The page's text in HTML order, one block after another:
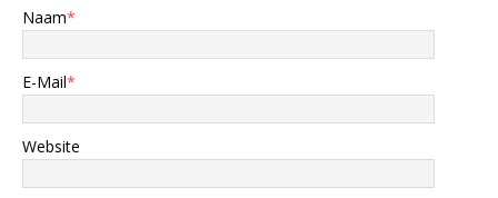
Naam*
E-Mail*
Website